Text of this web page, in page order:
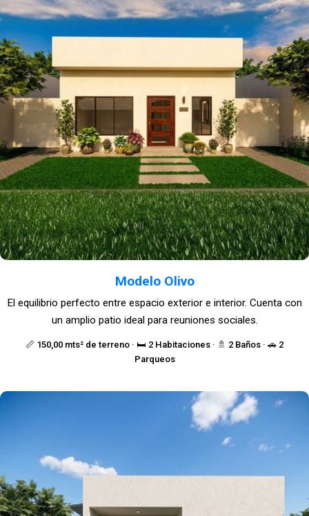
Modelo Olivo
📏 150,00 mts² de terreno · 🛏️ 2 Habitaciones · 🚿 2 Baños · 🚗 2
Parqueos
El equilibrio perfecto entre espacio exterior e interior. Cuenta con
un amplio patio ideal para reuniones sociales.